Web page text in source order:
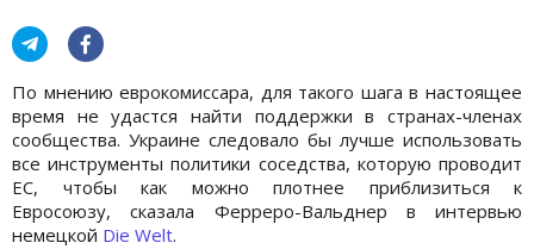
По мнению еврокомиссара, для такого шага в настоящее
время не удастся найти поддержки в странах-членах
сообщества. Украине следовало бы лучше использовать
все инструменты политики соседства, которую проводит
ЕС, чтобы как можно плотнее приблизиться к
Евросоюзу, сказала Ферреро-Вальднер в интервью
немецкой Die Welt.